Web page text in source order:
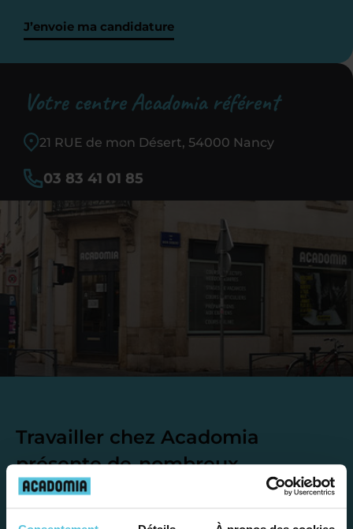
J’envoie ma candidature
Votre centre Acadomia référent
21 RUE de mon Désert, 54000 Nancy
03 83 41 01 85
Travailler chez Acadomia
présente denombreux
avantages